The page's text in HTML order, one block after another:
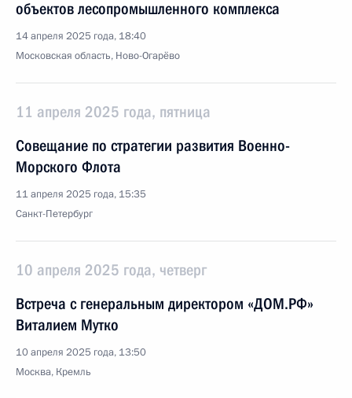
объектов лесопромышленного комплекса
14 апреля 2025 года, 18:40
Московская область, Ново-Огарёво
11 апреля 2025 года, пятница
Совещание по стратегии развития Военно-
Морского Флота
11 апреля 2025 года, 15:35
Санкт-Петербург
10 апреля 2025 года, четверг
Встреча с генеральным директором «ДОМ.РФ»
Виталием Мутко
10 апреля 2025 года, 13:50
Москва, Кремль